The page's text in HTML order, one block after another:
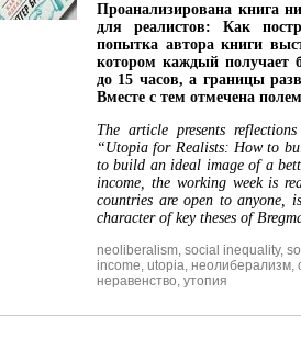
Проанализирована книга
для реалистов: Как
попытка автора книги
котором каждый получает
до 15 часов, а границы
Вместе с тем отмечена
The article presents
“Utopia for Realists: How to
to build an ideal image of a
income, the working week is
countries are open to anyone,
character of key theses of
neoliberalism, social inequality,
income, utopia, неолиберализм,
неравенство, утопия